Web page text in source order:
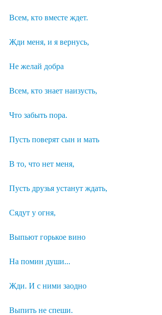
Всем, кто вместе ждет.
Жди меня, и я вернусь,
Не желай добра
Всем, кто знает наизусть,
Что забыть пора.
Пусть поверят сын и мать
В то, что нет меня,
Пусть друзья устанут ждать,
Сядут у огня,
Выпьют горькое вино
На помин души...
Жди. И с ними заодно
Выпить не спеши.